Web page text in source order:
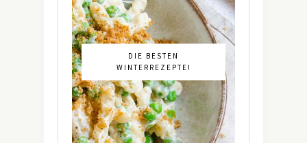
DIE BESTEN
WINTERREZEPTE!